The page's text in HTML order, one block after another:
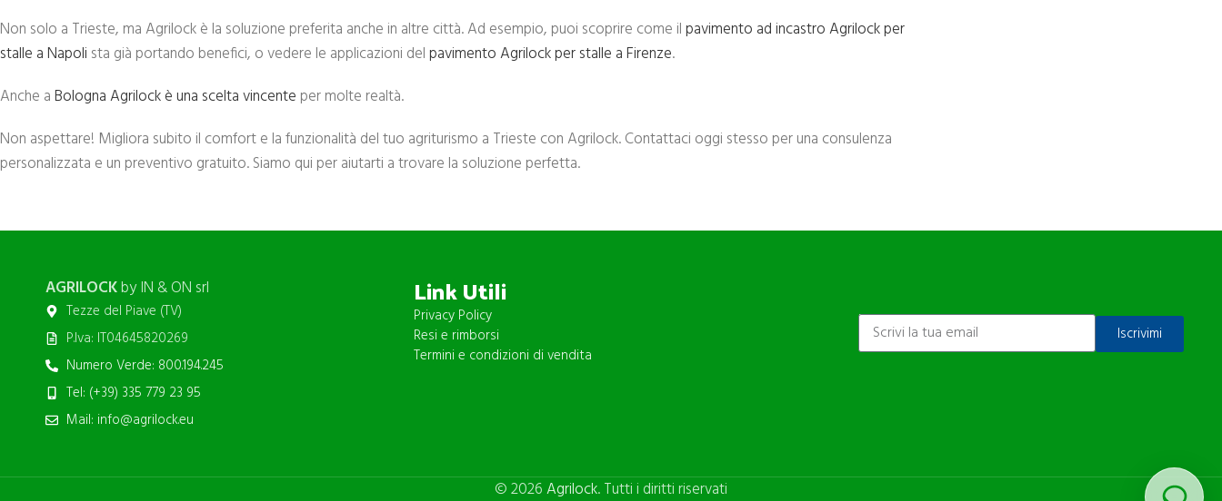
Non solo a Trieste, ma Agrilock è la soluzione preferita anche in altre città. Ad esempio, puoi scoprire come ilpavimento ad incastro Agrilock per
stalle a Napoli sta già portando benefici, o vedere le applicazioni delpavimento Agrilock per stalle a Firenze.
Anche aBologna Agrilock è una scelta vincente per molte realtà.
Non aspettare! Migliora subito il comfort e la funzionalità del tuo agriturismo a Trieste con Agrilock. Contattaci oggi stesso per una consulenza
personalizzata e un preventivo gratuito. Siamo qui per aiutarti a trovare la soluzione perfetta.
AGRILOCKby IN & ON srl
Tezze del Piave (TV)
P.Iva: IT04645820269
Numero Verde: 800.194.245
Tel: (+39) 335 779 23 95
Mail: info@agrilock.eu
Link Utili
Privacy Policy
Resi e rimborsi
Termini e condizioni di vendita
ISCRIVITI ALLA NEWSLETTER
Iscrivimi
© 2026Agrilock. Tutti i diritti riservati